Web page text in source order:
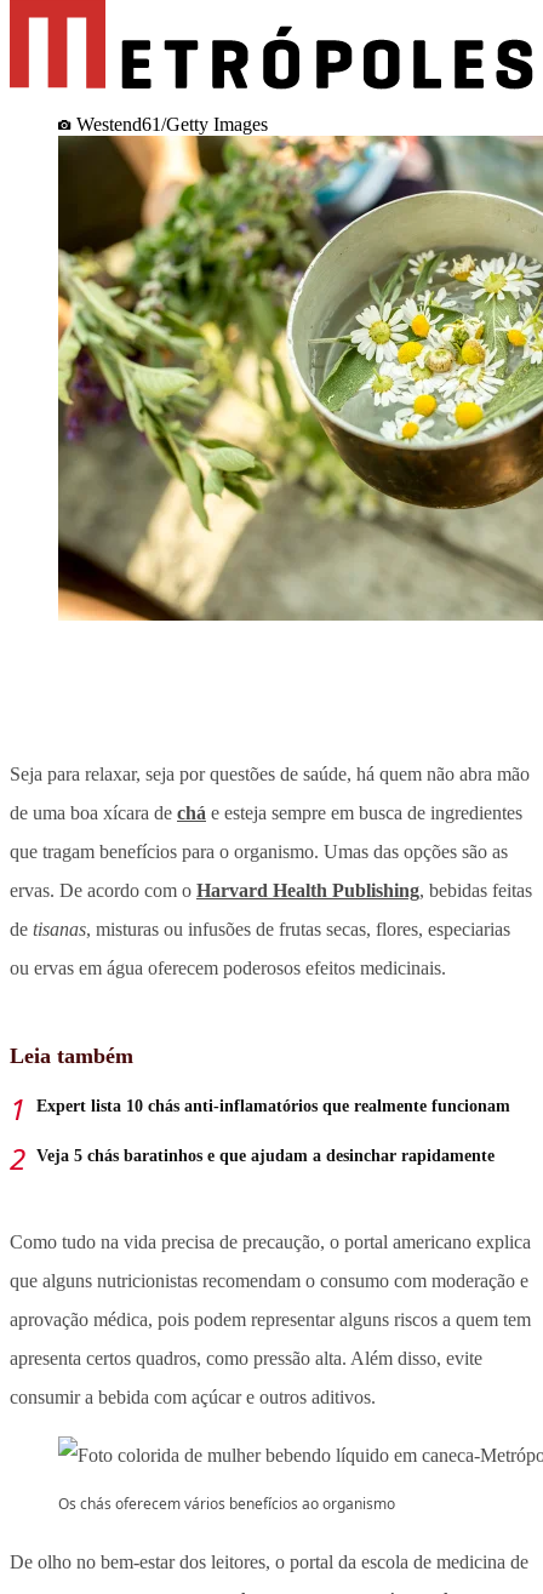
Westend61/Getty Images
Seja para relaxar, seja por questões de saúde, há quem não abra mão
de uma boa xícara de chá e esteja sempre em busca de ingredientes
que tragam benefícios para o organismo. Umas das opções são as
ervas. De acordo com o Harvard Health Publishing, bebidas feitas
de tisanas, misturas ou infusões de frutas secas, flores, especiarias
ou ervas em água oferecem poderosos efeitos medicinais.
Leia também
Expert lista 10 chás anti-inflamatórios que realmente funcionam
Veja 5 chás baratinhos e que ajudam a desinchar rapidamente
Como tudo na vida precisa de precaução, o portal americano explica
que alguns nutricionistas recomendam o consumo com moderação e
aprovação médica, pois podem representar alguns riscos a quem tem
apresenta certos quadros, como pressão alta. Além disso, evite
consumir a bebida com açúcar e outros aditivos.
Os chás oferecem vários benefícios ao organismo
De olho no bem-estar dos leitores, o portal da escola de medicina de